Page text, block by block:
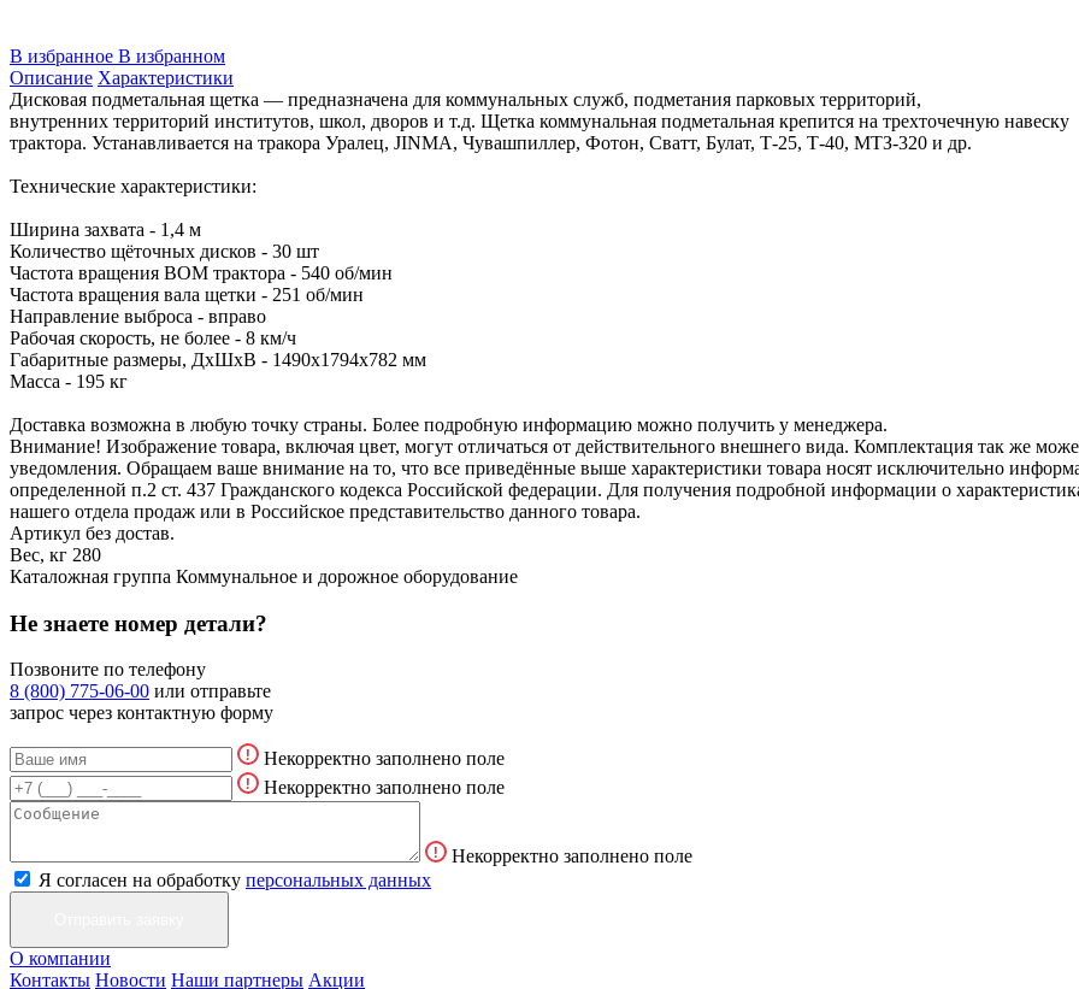
В избранное В избранном
Описание Характеристики
Дисковая подметальная щетка — предназначена для коммунальных служб, подметания парковых территорий,
внутренних территорий институтов, школ, дворов и т.д. Щетка коммунальная подметальная крепится на трехточечную навеску
трактора. Устанавливается на тракора Уралец, JINMA, Чувашпиллер, Фотон, Сватт, Булат, Т-25, Т-40, МТЗ-320 и др.
Технические характеристики:
Ширина захвата - 1,4 м
Количество щёточных дисков - 30 шт
Частота вращения ВОМ трактора - 540 об/мин
Частота вращения вала щетки - 251 об/мин
Направление выброса - вправо
Рабочая скорость, не более - 8 км/ч
Габаритные размеры, ДхШхВ - 1490х1794х782 мм
Масса - 195 кг
Доставка возможна в любую точку страны. Более подробную информацию можно получить у менеджера.
Внимание! Изображение товара, включая цвет, могут отличаться от действительного внешнего вида. Комплектация так же
уведомления. Обращаем ваше внимание на то, что все приведённые выше характеристики товара носят исключительно
определенной п.2 ст. 437 Гражданского кодекса Российской федерации. Для получения подробной информации о
нашего отдела продаж или в Российское представительство данного товара.
Артикул без достав.
Вес, кг 280
Каталожная группа Коммунальное и дорожное оборудование
Не знаете номер детали?
Позвоните по телефону
8 (800) 775-06-00 или отправьте
запрос через контактную форму
Некорректно заполнено поле
Некорректно заполнено поле
Некорректно заполнено поле
Я согласен на обработку персональных данных
О компании
Контакты Новости Наши партнеры Акции